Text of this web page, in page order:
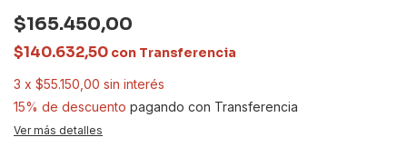
$165.450,00
$140.632,50 con Transferencia
3 x $55.150,00 sin interés
15% de descuento pagando con Transferencia
Ver más detalles